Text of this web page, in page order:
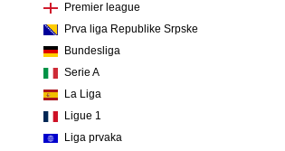
Premier league
Prva liga Republike Srpske
Bundesliga
Serie A
La Liga
Ligue 1
Liga prvaka